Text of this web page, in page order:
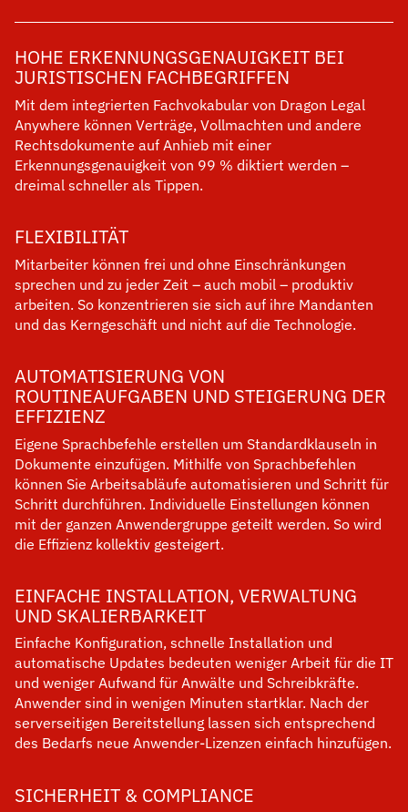
HOHE ERKENNUNGSGENAUIGKEIT BEI
JURISTISCHEN FACHBEGRIFFEN
Mit dem integrierten Fachvokabular von Dragon Legal
Anywhere können Verträge, Vollmachten und andere
Rechtsdokumente auf Anhieb mit einer
Erkennungsgenauigkeit von 99 % diktiert werden –
dreimal schneller als Tippen.
FLEXIBILITÄT
Mitarbeiter können frei und ohne Einschränkungen
sprechen und zu jeder Zeit – auch mobil – produktiv
arbeiten. So konzentrieren sie sich auf ihre Mandanten
und das Kerngeschäft und nicht auf die Technologie.
AUTOMATISIERUNG VON
ROUTINEAUFGABEN UND STEIGERUNG DER
EFFIZIENZ
Eigene Sprachbefehle erstellen um Standardklauseln in
Dokumente einzufügen. Mithilfe von Sprachbefehlen
können Sie Arbeitsabläufe automatisieren und Schritt für
Schritt durchführen. Individuelle Einstellungen können
mit der ganzen Anwendergruppe geteilt werden. So wird
die Effizienz kollektiv gesteigert.
EINFACHE INSTALLATION, VERWALTUNG
UND SKALIERBARKEIT
Einfache Konfiguration, schnelle Installation und
automatische Updates bedeuten weniger Arbeit für die IT
und weniger Aufwand für Anwälte und Schreibkräfte.
Anwender sind in wenigen Minuten startklar. Nach der
serverseitigen Bereitstellung lassen sich entsprechend
des Bedarfs neue Anwender-Lizenzen einfach hinzufügen.
SICHERHEIT & COMPLIANCE